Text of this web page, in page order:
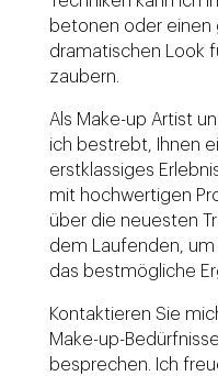
betonen oder einen
dramatischen Look
zaubern.
Als Make-up Artist
ich bestrebt, Ihnen
erstklassiges
mit hochwertigen
über die neuesten
dem Laufenden,
das bestmögliche
Kontaktieren Sie
Make-up-
besprechen. Ich